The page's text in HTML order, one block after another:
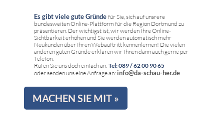
Es gibt viele gute Gründe für Sie, sich auf unsrere
bundesweiten Online-Plattform für die Region Dortmund zu
präsentieren. Der wichtigst ist, wir werden Ihre Online-
Sichtbarkeit erhöhen und Sie werden automatisch mehr
Neukunden über Ihren Webauftritt kennenlernen! Die vielen
anderen guten Gründe erklären wir Ihnen dann auch gerne per
Telefon.
Rufen Sie uns doch einfach an: Tel: 089 / 62 00 90 65
oder senden uns eine Anfrage an: info@da-schau-her.de
MACHEN SIE MIT »